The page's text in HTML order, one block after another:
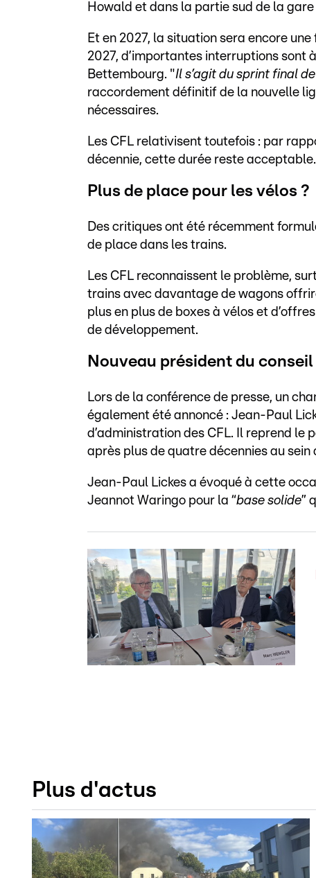
Howald et dans la partie sud de la
Et en 2027, la situation sera encore
2027, d’importantes interruptions sont
Bettembourg. "Il s’agit du sprint final
raccordement définitif de la nouvelle
nécessaires.
Les CFL relativisent toutefois : par
décennie, cette durée reste acceptable.
Plus de place pour les vélos ?
Des critiques ont été récemment
de place dans les trains.
Les CFL reconnaissent le problème,
trains avec davantage de wagons
plus en plus de boxes à vélos et
de développement.
Nouveau président du
Lors de la conférence de presse, un
également été annoncé : Jean-Paul
d’administration des CFL. Il reprend le
après plus de quatre décennies au sein
Jean-Paul Lickes a évoqué à cette
Jeannot Waringo pour la “base solide”
Plus d'actus